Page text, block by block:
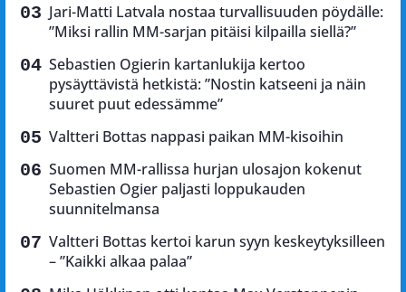
Jari-Matti Latvala nostaa turvallisuuden pöydälle:
”Miksi rallin MM-sarjan pitäisi kilpailla siellä?”
Sebastien Ogierin kartanlukija kertoo
pysäyttävistä hetkistä: ”Nostin katseeni ja näin
suuret puut edessämme”
Valtteri Bottas nappasi paikan MM-kisoihin
Suomen MM-rallissa hurjan ulosajon kokenut
Sebastien Ogier paljasti loppukauden
suunnitelmansa
Valtteri Bottas kertoi karun syyn keskeytyksilleen
– ”Kaikki alkaa palaa”